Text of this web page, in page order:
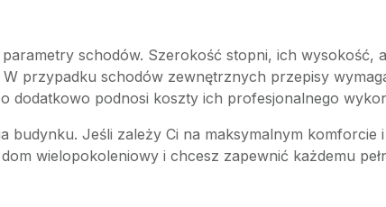
schodów. Szerokość stopni, ich wysokość,
przypadku schodów zewnętrznych przepisy
dodatkowo podnosi koszty ich profesjonalnego
Jeśli zależy Ci na maksymalnym komforcie
wielopokoleniowy i chcesz zapewnić każdemu